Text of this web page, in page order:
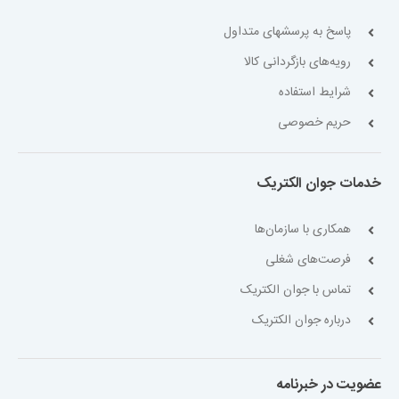
پاسخ به پرسشهای متداول
رویه‌های بازگردانی کالا
شرایط استفاده
حریم خصوصی
خدمات جوان الکتریک
همکاری با سازمان‌ها
فرصت‌های شغلی
تماس با جوان الکتریک
درباره جوان الکتریک
عضویت در خبرنامه